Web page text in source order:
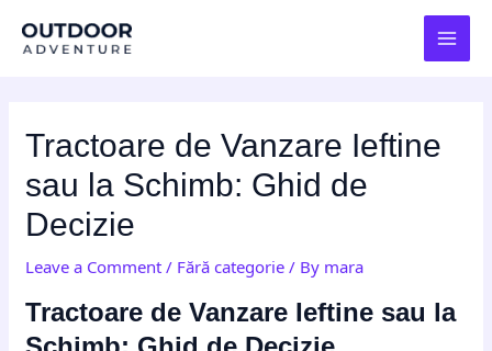
Tractoare de Vanzare Ieftine
sau la Schimb: Ghid de
Decizie
Leave a Comment / Fără categorie / By mara
Tractoare de Vanzare Ieftine sau la
navigation